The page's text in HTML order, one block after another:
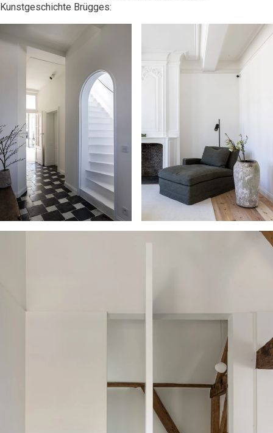
Kunstgeschichte Brügges: